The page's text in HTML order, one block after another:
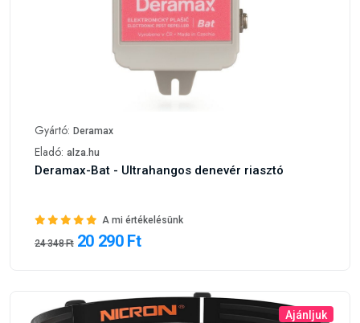
Gyártó: Deramax
Eladó: alza.hu
Deramax-Bat - Ultrahangos denevér riasztó
A mi értékelésünk
24 348 Ft 20 290 Ft
Ajánljuk